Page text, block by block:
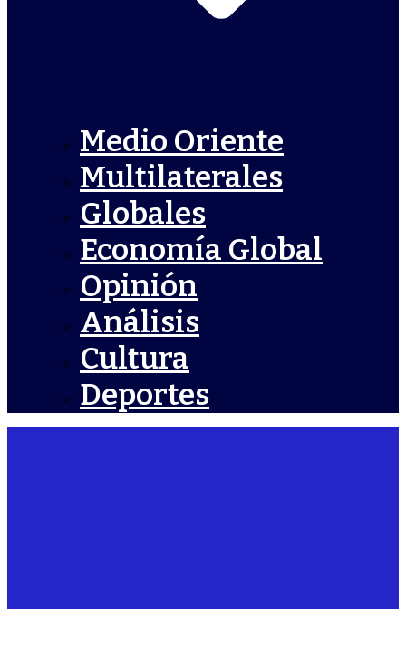
Medio Oriente
Multilaterales
Globales
Economía Global
Opinión
Análisis
Cultura
Deportes